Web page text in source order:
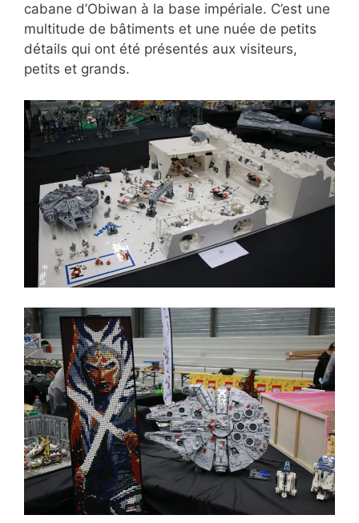
cabane d’Obiwan à la base impériale. C’est une
multitude de bâtiments et une nuée de petits
détails qui ont été présentés aux visiteurs,
petits et grands.